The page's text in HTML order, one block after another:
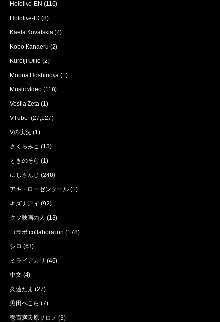
Hololive-EN (116)
Hololive-ID (8)
Kaela Kovalskia (2)
Kobo Kanaeru (2)
Kureiji Ollie (2)
Moona Hoshinova (1)
Music video (118)
Vestia Zeta (1)
VTuber (27,127)
Vの実況 (1)
さくらみこ (13)
ときのそら (1)
にじさんじ (248)
アキ・ローゼンタール (1)
キズナアイ (92)
クソ映画の人 (13)
コラボ collaboration (178)
シロ (63)
ミライアカリ (46)
中文 (4)
久遠たま (27)
兎田ぺこら (7)
壱百満天原サロメ (3)